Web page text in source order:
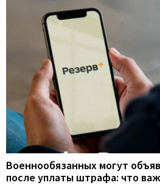
Военнообязанных могут
после уплаты штрафа: что